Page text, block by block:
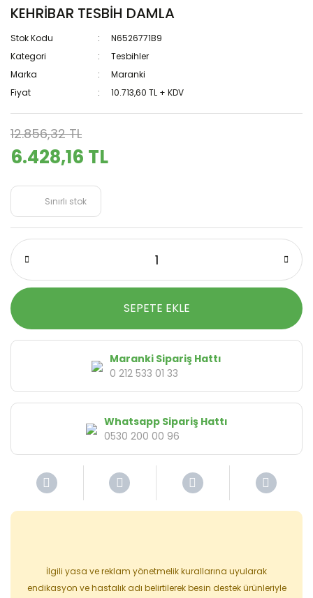
KEHRİBAR TESBİH DAMLA
Stok Kodu
N6526771B9
Kategori
Tesbihler
Marka
Maranki
Fiyat
10.713,60 TL + KDV
12.856,32 TL
6.428,16 TL
Sınırlı stok
SEPETE EKLE
Maranki Sipariş Hattı
0 212 533 01 33
Whatsapp Sipariş Hattı
0530 200 00 96
İlgili yasa ve reklam yönetmelik kurallarına uyularak
endikasyon ve hastalık adı belirtilerek besin destek ürünleriyle